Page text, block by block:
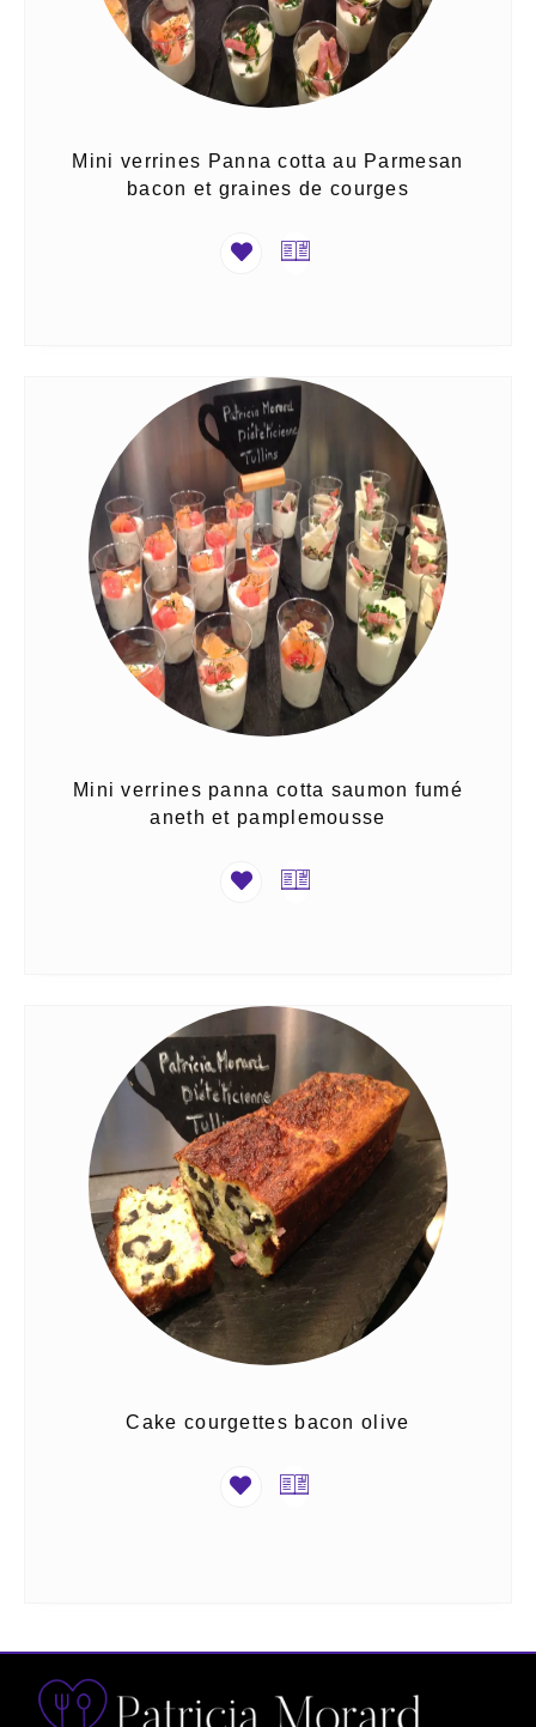
Mini verrines Panna cotta au Parmesan
bacon et graines de courges
Mini verrines panna cotta saumon fumé
aneth et pamplemousse
Cake courgettes bacon olive